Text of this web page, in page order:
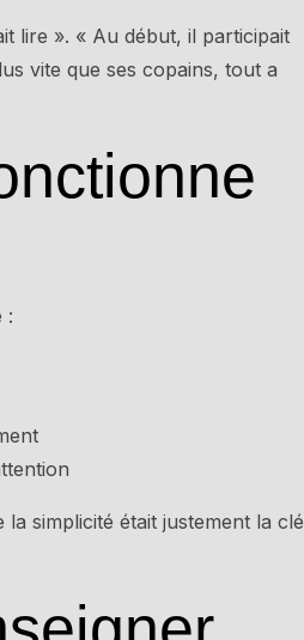
lire ». « Au début, il participait
vite que ses copains, tout a
:
la simplicité était justement la clé